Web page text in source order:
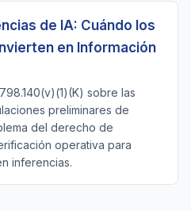
de IA: Cuándo los
en Información
sobre las
preliminares de
del derecho de
operativa para
inferencias.